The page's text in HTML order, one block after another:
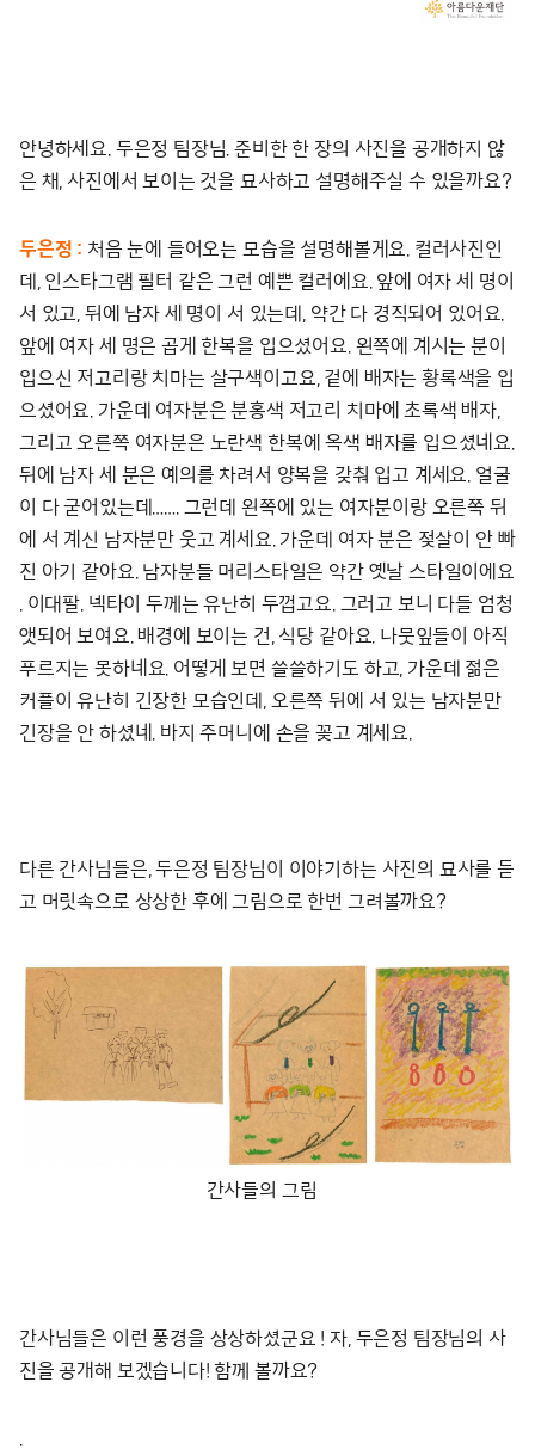
안녕하세요. 두은정 팀장님. 준비한 한 장의 사진을 공개하지 않
은 채, 사진에서 보이는 것을 묘사하고 설명해주실 수 있을까요?
두은정 : 처음 눈에 들어오는 모습을 설명해볼게요. 컬러사진인
데, 인스타그램 필터 같은 그런 예쁜 컬러에요. 앞에 여자 세 명이
서 있고, 뒤에 남자 세 명이 서 있는데, 약간 다 경직되어 있어요.
앞에 여자 세 명은 곱게 한복을 입으셨어요. 왼쪽에 계시는 분이
입으신 저고리랑 치마는 살구색이고요, 겉에 배자는 황록색을 입
으셨어요. 가운데 여자분은 분홍색 저고리 치마에 초록색 배자,
그리고 오른쪽 여자분은 노란색 한복에 옥색 배자를 입으셨네요.
뒤에 남자 세 분은 예의를 차려서 양복을 갖춰 입고 계세요. 얼굴
이 다 굳어있는데……. 그런데 왼쪽에 있는 여자분이랑 오른쪽 뒤
에 서 계신 남자분만 웃고 계세요. 가운데 여자 분은 젖살이 안 빠
진 아기 같아요. 남자분들 머리스타일은 약간 옛날 스타일이에요
. 이대팔. 넥타이 두께는 유난히 두껍고요. 그러고 보니 다들 엄청
앳되어 보여요. 배경에 보이는 건, 식당 같아요. 나뭇잎들이 아직
푸르지는 못하네요. 어떻게 보면 쓸쓸하기도 하고, 가운데 젊은
커플이 유난히 긴장한 모습인데, 오른쪽 뒤에 서 있는 남자분만
긴장을 안 하셨네. 바지 주머니에 손을 꽂고 계세요.
다른 간사님들은, 두은정 팀장님이 이야기하는 사진의 묘사를 듣
고 머릿속으로 상상한 후에 그림으로 한번 그려볼까요?
간사들의 그림
간사님들은 이런 풍경을 상상하셨군요 ! 자, 두은정 팀장님의 사
진을 공개해 보겠습니다! 함께 볼까요?
.